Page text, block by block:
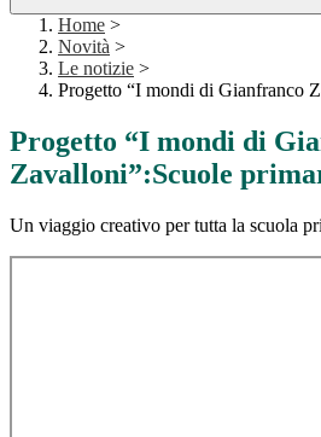
Home >
Novità >
Le notizie >
Progetto “I mondi di Gianfranco
Progetto “I mondi di
Zavalloni”:Scuole
Un viaggio creativo per tutta la scuola